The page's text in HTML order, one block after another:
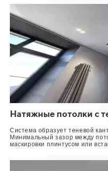
Натяжные потолки с
Система образует теневой
Минимальный зазор между
маскировки плинтусом или